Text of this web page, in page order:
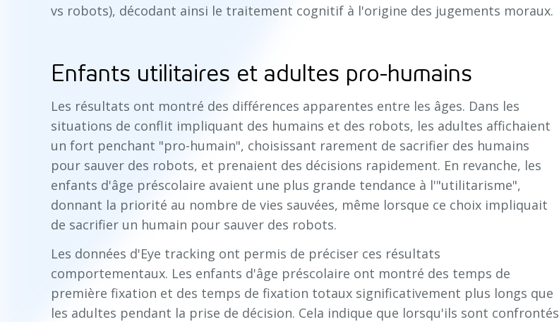
vs robots), décodant ainsi le traitement cognitif à l'origine des jugements moraux.
Enfants utilitaires et adultes pro-humains
Les résultats ont montré des différences apparentes entre les âges. Dans les
situations de conflit impliquant des humains et des robots, les adultes affichaient
un fort penchant "pro-humain", choisissant rarement de sacrifier des humains
pour sauver des robots, et prenaient des décisions rapidement. En revanche, les
enfants d'âge préscolaire avaient une plus grande tendance à l'"utilitarisme",
donnant la priorité au nombre de vies sauvées, même lorsque ce choix impliquait
de sacrifier un humain pour sauver des robots.
Les données d'Eye tracking ont permis de préciser ces résultats
comportementaux. Les enfants d'âge préscolaire ont montré des temps de
première fixation et des temps de fixation totaux significativement plus longs que
les adultes pendant la prise de décision. Cela indique que lorsqu'ils sont confrontés